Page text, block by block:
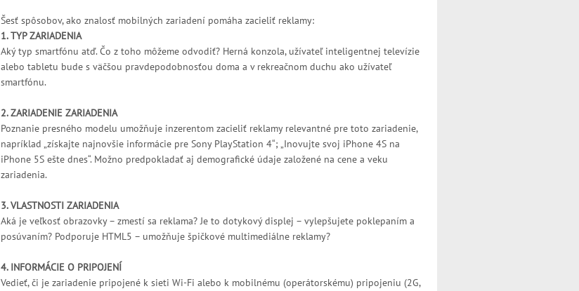
Šesť spôsobov, ako znalosť mobilných zariadení pomáha zacieliť reklamy:
1. TYP ZARIADENIA
Aký typ smartfónu atď. Čo z toho môžeme odvodiť? Herná konzola, užívateľ inteligentnej televízie
alebo tabletu bude s väčšou pravdepodobnosťou doma a v rekreačnom duchu ako užívateľ
smartfónu.
2. ZARIADENIE ZARIADENIA
Poznanie presného modelu umožňuje inzerentom zacieliť reklamy relevantné pre toto zariadenie,
napríklad „získajte najnovšie informácie pre Sony PlayStation 4“; „Inovujte svoj iPhone 4S na
iPhone 5S ešte dnes“. Možno predpokladať aj demografické údaje založené na cene a veku
zariadenia.
3. VLASTNOSTI ZARIADENIA
Aká je veľkosť obrazovky – zmestí sa reklama? Je to dotykový displej – vylepšujete poklepaním a
posúvaním? Podporuje HTML5 – umožňuje špičkové multimediálne reklamy?
4. INFORMÁCIE O PRIPOJENÍ
Vedieť, či je zariadenie pripojené k sieti Wi-Fi alebo k mobilnému (operátorskému) pripojeniu (2G,